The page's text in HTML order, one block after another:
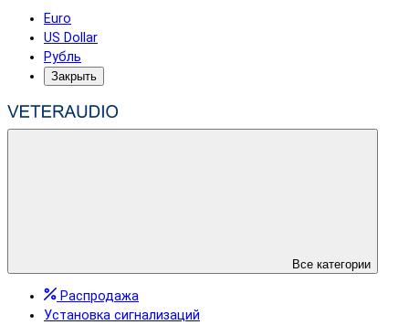
Euro
US Dollar
Рубль
Закрыть
Все категории
Распродажа
Установка сигнализаций